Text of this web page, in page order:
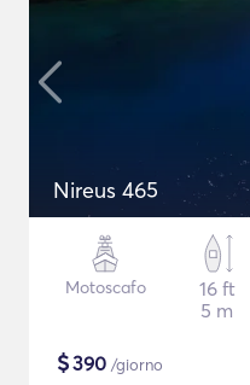
Nireus 465
Motoscafo
16 ft
5 m
$390 /giorno